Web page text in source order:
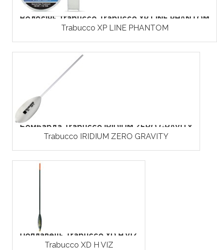
Волосінь Trabucco Trabucco XP LINE PHANTOM
Trabucco XP LINE PHANTOM
Бомбарда Trabucco IRIDIUM ZERO GRAVITY
Trabucco IRIDIUM ZERO GRAVITY
Поплавець Trabucco XD H VIZ
Trabucco XD H VIZ